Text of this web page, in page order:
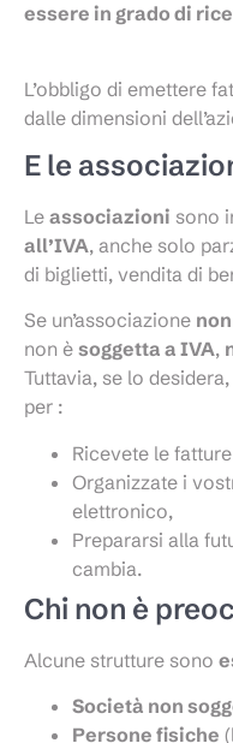
essere in grado di
L’obbligo di emettere
dalle dimensioni
E le
Le associazioni sono
all’IVA, anche solo
di biglietti, vendita di
Se un’associazione
non è soggetta a IVA,
Tuttavia, se lo
per :
Ricevete le
Organizzate i
elettronico,
Prepararsi alla
cambia.
Chi non è
Alcune strutture sono
Società non
Persone fisiche